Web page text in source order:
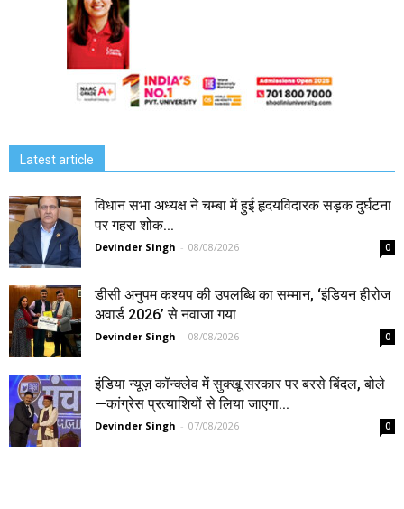
Latest article
विधान सभा अध्यक्ष ने चम्बा में हुई हृदयविदारक सड़क दुर्घटना
पर गहरा शोक...
Devinder Singh - 08/08/2026 0
डीसी अनुपम कश्यप की उपलब्धि का सम्मान, ‘इंडियन हीरोज
अवार्ड 2026’ से नवाजा गया
Devinder Singh - 08/08/2026 0
इंडिया न्यूज़ कॉन्क्लेव में सुक्खू सरकार पर बरसे बिंदल, बोले
—कांग्रेस प्रत्याशियों से लिया जाएगा...
Devinder Singh - 07/08/2026 0